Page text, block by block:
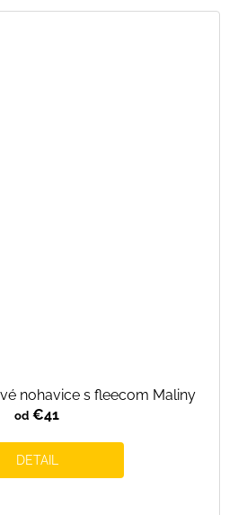
nohavice s fleecom Maliny
od €41
DETAIL